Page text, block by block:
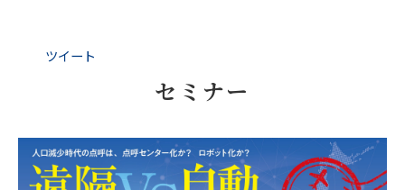
ツイート
セミナー